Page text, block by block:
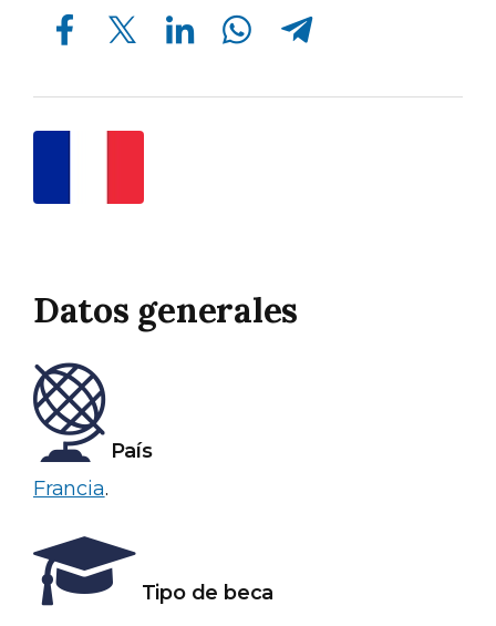
Compartir en Facebook Compartir en Twitter Compartir en Linkedin Compartir en Whatsapp Compartir en Telegram
Datos generales
País
Francia.
Tipo de beca